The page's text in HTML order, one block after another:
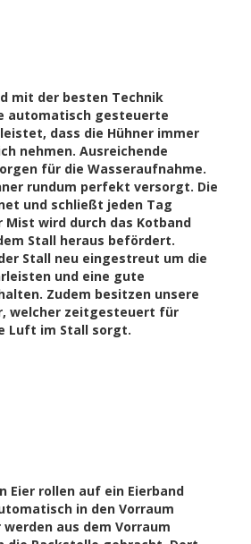
mit der besten Technik
automatisch gesteuerte
dass die Hühner immer
nehmen. Ausreichende
für die Wasseraufnahme.
rundum perfekt versorgt. Die
und schließt jeden Tag
wird durch das Kotband
Stall heraus befördert.
Stall neu eingestreut um die
und eine gute
Zudem besitzen unsere
welcher zeitgesteuert für
Luft im Stall sorgt.
Eier rollen auf ein Eierband
in den Vorraum
aus dem Vorraum